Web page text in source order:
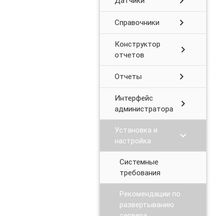
Справочники chevron_right
Конструктор
отчетов
chevron_right
Отчеты chevron_right
Интерфейс
администратора
chevron_right
Установка и
настройка
chevron_right
Системные
требования
Рекомендации по
развертыванию